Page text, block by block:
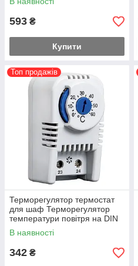
593 ₴
Купити
Топ продажів
Терморегулятор термостат
для шаф Терморегулятор
температури повітря на DIN
рейку, NO контакт
В наявності
342 ₴